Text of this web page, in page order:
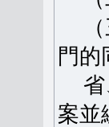
（
門的
省
案並